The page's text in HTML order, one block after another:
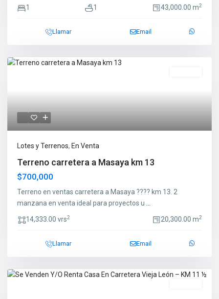
1 1 43,000.00 m2
Llamar Email
Lotes y Terrenos, En Venta
Terreno carretera a Masaya km 13
$700,000
Terreno en ventas carretera a Masaya ???? km 13. 2
manzana en venta ideal para proyectos u
14,333.00 vrs2 20,300.00 m2
Llamar Email